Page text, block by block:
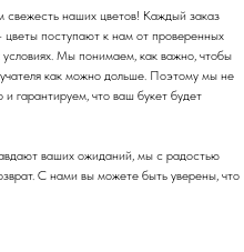
наших цветов! Каждый заказ
поступают к нам от проверенных
Мы понимаем, как важно, чтобы
как можно дольше. Поэтому мы не
гарантируем, что ваш букет будет
ваших ожиданий, мы с радостью
С нами вы можете быть уверены, что